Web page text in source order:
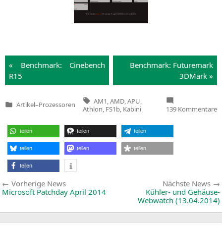
« Bench­mark: Cine­bench
R15
Bench­mark: Future­mark
3DMark »
Veröffentlicht
Artikel–Prozessoren
Tags:
AM1 AMD APU
Athlon, FS1b, Kabini 139 Kommentare
teilen teilen teilen
teilen teilen teilen
teilen
Beitragsnavigation
Vorherige NewsVorherige
News:
Microsoft Patchday April 2014
Nächste News
Kühler- und Gehäuse-
Webwatch (13.04.2014)